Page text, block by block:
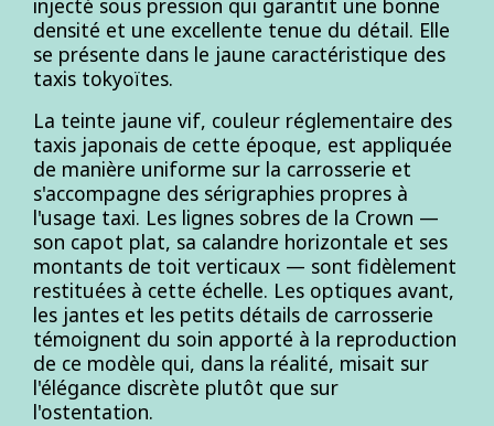
injecté sous pression qui garantit une bonne
densité et une excellente tenue du détail. Elle
se présente dans le jaune caractéristique des
taxis tokyoïtes.
La teinte jaune vif, couleur réglementaire des
taxis japonais de cette époque, est appliquée
de manière uniforme sur la carrosserie et
s'accompagne des sérigraphies propres à
l'usage taxi. Les lignes sobres de la Crown —
son capot plat, sa calandre horizontale et ses
montants de toit verticaux — sont fidèlement
restituées à cette échelle. Les optiques avant,
les jantes et les petits détails de carrosserie
témoignent du soin apporté à la reproduction
de ce modèle qui, dans la réalité, misait sur
l'élégance discrète plutôt que sur
l'ostentation.